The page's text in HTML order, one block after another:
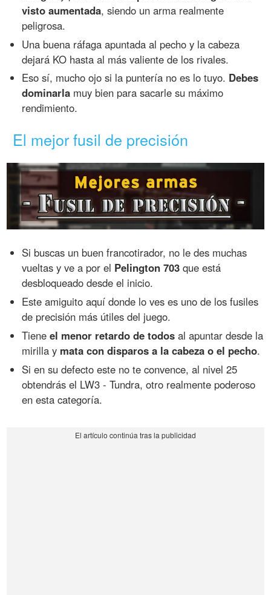
visto aumentada, siendo un arma realmente
peligrosa.
Una buena ráfaga apuntada al pecho y la cabeza
dejará KO hasta al más valiente de los rivales.
Eso sí, mucho ojo si la puntería no es lo tuyo. Debes
dominarla muy bien para sacarle su máximo
rendimiento.
El mejor fusil de precisión
Si buscas un buen francotirador, no le des muchas
vueltas y ve a por el Pelington 703 que está
desbloqueado desde el inicio.
Este amiguito aquí donde lo ves es uno de los fusiles
de precisión más útiles del juego.
Tieneel menor retardo de todos al apuntar desde la
mirilla y mata con disparos a la cabeza o el pecho.
Si en su defecto este no te convence, al nivel 25
obtendrás el LW3 - Tundra, otro realmente poderoso
en esta categoría.